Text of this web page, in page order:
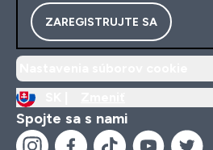
ZAREGISTRUJTE SA
Spojte sa s nami